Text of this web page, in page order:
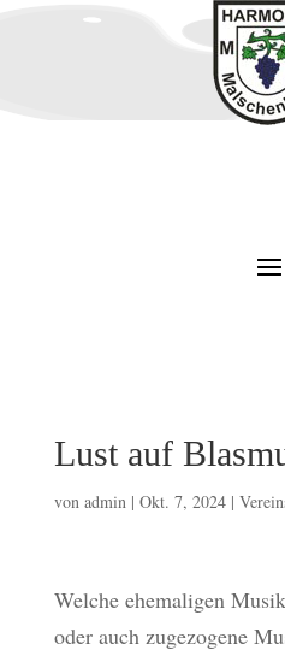
Lust auf
von admin| Okt. 7, 2024|
Welche ehemaligen
oder auch